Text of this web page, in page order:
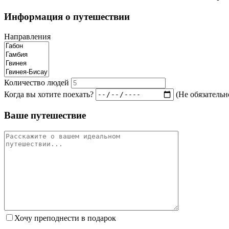
Информация о путешествии
Направления
Количество людей
Когда вы хотите поехать?
(Не
Ваше путешествие
Хочу преподнести в подарок